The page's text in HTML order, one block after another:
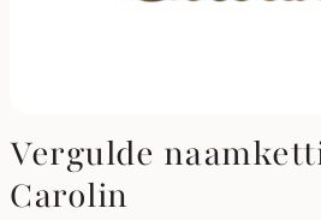
Vergulde
Carolin